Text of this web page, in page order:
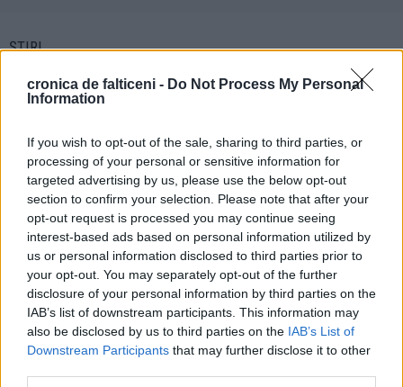
cronica de falticeni - Do Not Process My Personal
Information
If you wish to opt-out of the sale, sharing to third parties, or
processing of your personal or sensitive information for
targeted advertising by us, please use the below opt-out
section to confirm your selection. Please note that after your
opt-out request is processed you may continue seeing
interest-based ads based on personal information utilized by
us or personal information disclosed to third parties prior to
your opt-out. You may separately opt-out of the further
disclosure of your personal information by third parties on the
IAB’s list of downstream participants. This information may
also be disclosed by us to third parties on the IAB’s List of
Downstream Participants that may further disclose it to other
ȘTIRI
LOCAL
06.08.2026
funcționale și pe tronsonul Centru -
2 Grăniceri. Adevăratul test va fi la
toamnă
06.08.2026
Avansări în grad desfășurate la
Școala Militară de Subofițeri
Jandarmi și la Detașamentul de
Jandarmi Fălticeni
LOCAL